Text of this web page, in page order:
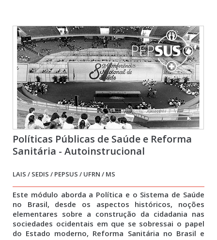
Políticas Públicas de Saúde e Reforma
Sanitária - Autoinstrucional
LAIS / SEDIS / PEPSUS / UFRN / MS
Este módulo aborda a Política e o Sistema de Saúde
no Brasil, desde os aspectos históricos, noções
elementares sobre a construção da cidadania nas
sociedades ocidentais em que se sobressai o papel
do Estado moderno, Reforma Sanitária no Brasil e